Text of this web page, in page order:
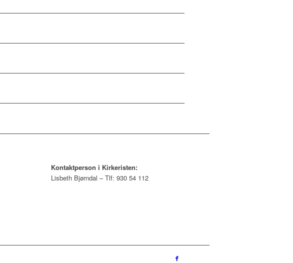
Kontaktperson i Kirkeristen:
Lisbeth Bjørndal – Tlf: 930 54 112